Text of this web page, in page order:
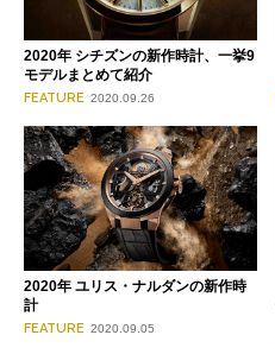
2020年 シチズンの新作時計、一挙9
モデルまとめて紹介
FEATURE 2020.09.26
2020年 ユリス・ナルダンの新作時
計
FEATURE 2020.09.05